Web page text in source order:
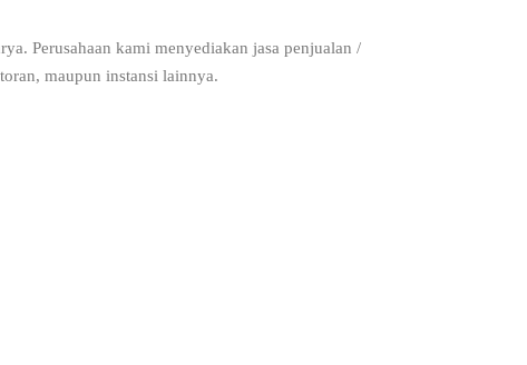
Perusahaan kami menyediakan jasa penjualan /
maupun instansi lainnya.